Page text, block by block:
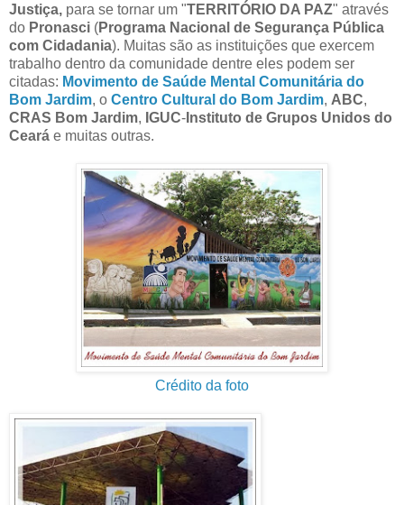
Justiça, para se tornar um "TERRITÓRIO DA PAZ" através
do Pronasci (Programa Nacional de Segurança Pública
com Cidadania). Muitas são as instituições que exercem
trabalho dentro da comunidade dentre eles podem ser
citadas: Movimento de Saúde Mental Comunitária do
Bom Jardim, o Centro Cultural do Bom Jardim, ABC,
CRAS Bom Jardim, IGUC- Instituto de Grupos Unidos do
Ceará e muitas outras.
Crédito da foto